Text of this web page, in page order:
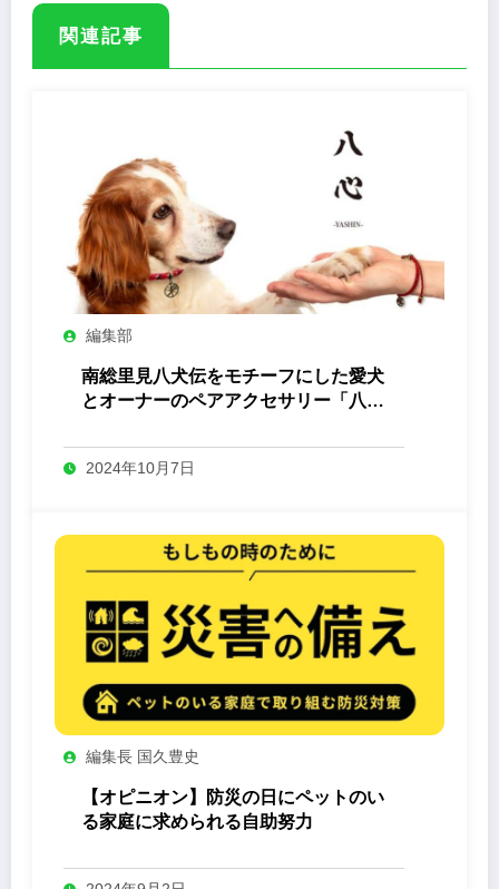
関連記事
編集部
南総里見八犬伝をモチーフにした愛犬
とオーナーのペアアクセサリー「八心
2024年10月7日
編集長 国久豊史
【オピニオン】防災の日にペットのい
る家庭に求められる自助努力